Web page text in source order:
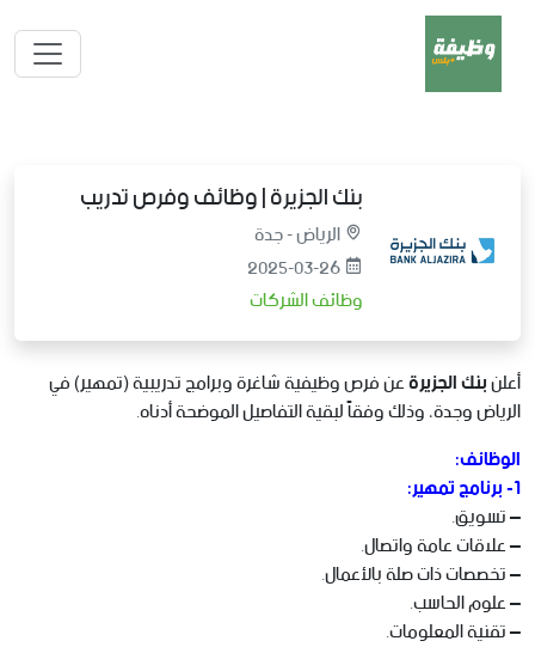
بنك الجزيرة | وظائف وفرص تدريب
الرياض - جدة
2025-03-26
وظائف الشركات
أعلنبنك الجزيرةعن فرص وظيفية شاغرة وبرامج تدريبية (تمهير) في
الرياض وجدة، وذلك وفقاً لبقية التفاصيل الموضحة أدناه.
الوظائف:
1- برنامج تمهير:
– تسويق.
– علاقات عامة واتصال.
– تخصصات ذات صلة بالأعمال.
– علوم الحاسب.
– تقنية المعلومات.